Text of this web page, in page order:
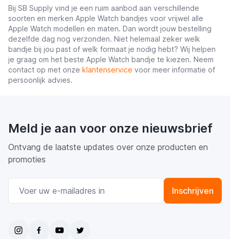
Bij SB Supply vind je een ruim aanbod aan verschillende
soorten en merken Apple Watch bandjes voor vrijwel alle
Apple Watch modellen en maten. Dan wordt jouw bestelling
dezelfde dag nog verzonden. Niet helemaal zeker welk
bandje bij jou past of welk formaat je nodig hebt? Wij helpen
je graag om het beste Apple Watch bandje te kiezen. Neem
contact op met onze klantenservice voor meer informatie of
persoonlijk advies.
Meld je aan voor onze nieuwsbrief
Ontvang de laatste updates over onze producten en
promoties
Inschrijven